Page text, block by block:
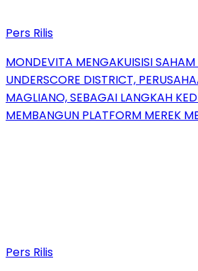
Pers Rilis
MONDEVITA MENGAKUISISI
UNDERSCORE DISTRICT,
MAGLIANO, SEBAGAI LANGKAH
MEMBANGUN PLATFORM MEREK
Pers Rilis